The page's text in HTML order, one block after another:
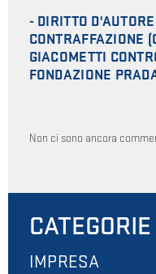
- DIRITTO
CONTRAFFAZIONE
GIACOMETTI
FONDAZIONE
Non ci sono ancora
CATEGORIE
IMPRESA